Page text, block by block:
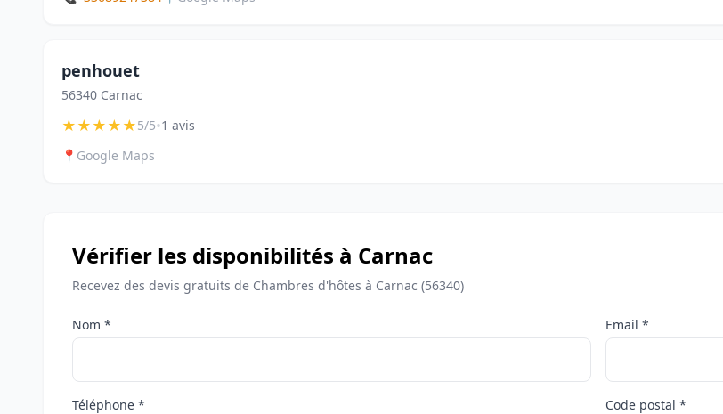
penhouet
56340 Carnac
★★★★★5/5•1 avis
📍 Google Maps
Vérifier les disponibilités à Carnac
Recevez des devis gratuits de Chambres d'hôtes à Carnac (56340)
Nom * Email *
Téléphone * Code postal *